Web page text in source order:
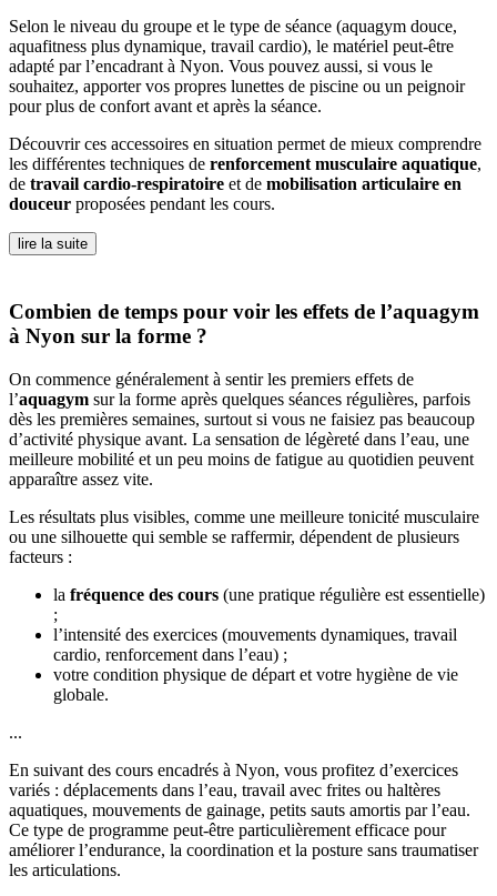
Selon le niveau du groupe et le type de séance (aquagym douce,
aquafitness plus dynamique, travail cardio), le matériel peut-être
adapté par l’encadrant à Nyon. Vous pouvez aussi, si vous le
souhaitez, apporter vos propres lunettes de piscine ou un peignoir
pour plus de confort avant et après la séance.
Découvrir ces accessoires en situation permet de mieux comprendre
les différentes techniques de renforcement musculaire aquatique,
de travail cardio-respiratoire et de mobilisation articulaire en
douceur proposées pendant les cours.
lire la suite
Combien de temps pour voir les effets de l’aquagym
à Nyon sur la forme ?
On commence généralement à sentir les premiers effets de
l’aquagym sur la forme après quelques séances régulières, parfois
dès les premières semaines, surtout si vous ne faisiez pas beaucoup
d’activité physique avant. La sensation de légèreté dans l’eau, une
meilleure mobilité et un peu moins de fatigue au quotidien peuvent
apparaître assez vite.
Les résultats plus visibles, comme une meilleure tonicité musculaire
ou une silhouette qui semble se raffermir, dépendent de plusieurs
facteurs :
la fréquence des cours (une pratique régulière est essentielle)
;
l’intensité des exercices (mouvements dynamiques, travail
cardio, renforcement dans l’eau) ;
votre condition physique de départ et votre hygiène de vie
globale.
...
En suivant des cours encadrés à Nyon, vous profitez d’exercices
variés : déplacements dans l’eau, travail avec frites ou haltères
aquatiques, mouvements de gainage, petits sauts amortis par l’eau.
Ce type de programme peut-être particulièrement efficace pour
améliorer l’endurance, la coordination et la posture sans traumatiser
les articulations.